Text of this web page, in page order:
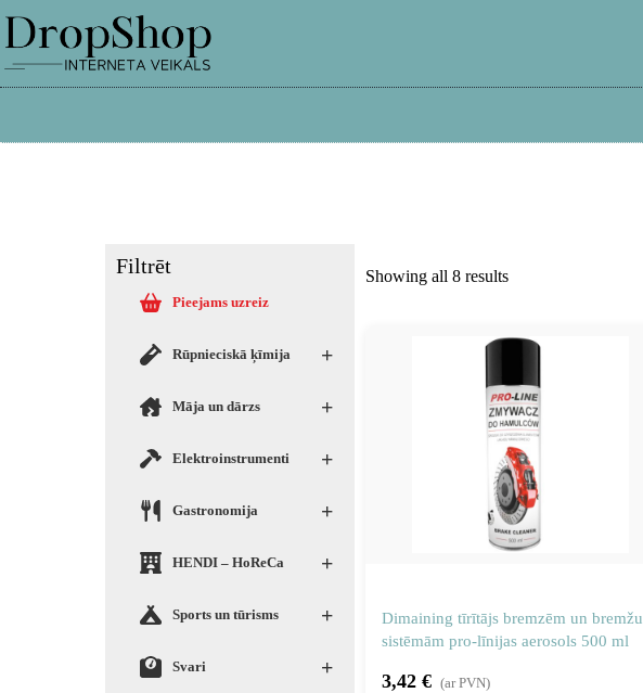
Filtrēt
Pieejams uzreiz
+
Rūpnieciskā ķīmija
+
Māja un dārzs
+
Elektroinstrumenti
+
Gastronomija
+
HENDI – HoReCa
+
Sports un tūrisms
+
Svari
Showing all 8 results
Dimaining tīrītājs bremzēm un bremžu
sistēmām pro-līnijas aerosols 500 ml
3,42 € (ar PVN)